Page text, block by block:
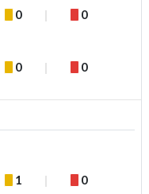
0 0
0 0
1 0